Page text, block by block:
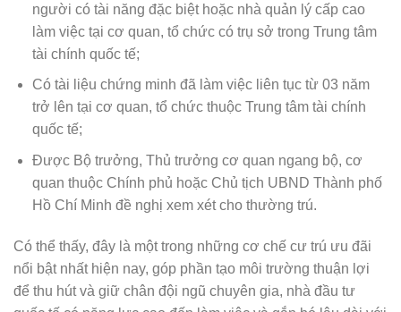
người có tài năng đặc biệt hoặc nhà quản lý cấp cao
làm việc tại cơ quan, tổ chức có trụ sở trong Trung tâm
tài chính quốc tế;
Có tài liệu chứng minh đã làm việc liên tục từ 03 năm
trở lên tại cơ quan, tổ chức thuộc Trung tâm tài chính
quốc tế;
Được Bộ trưởng, Thủ trưởng cơ quan ngang bộ, cơ
quan thuộc Chính phủ hoặc Chủ tịch UBND Thành phố
Hồ Chí Minh đề nghị xem xét cho thường trú.
Có thể thấy, đây là một trong những cơ chế cư trú ưu đãi
nổi bật nhất hiện nay, góp phần tạo môi trường thuận lợi
để thu hút và giữ chân đội ngũ chuyên gia, nhà đầu tư